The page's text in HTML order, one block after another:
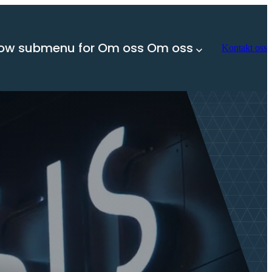
submenu for Om oss Om oss Kontakt oss